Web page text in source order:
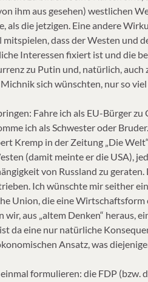
ihm aus gesehen) westlichen
als die jetzigen. Eine andere
dass der Westen und
Interessen fixiert ist und die
zu Putin und, natürlich, auch
sich wünschten, nur so
Fahre ich als EU-Bürger
ich als Schwester oder Bruder.
Kremp in der Zeitung „Die
(damit meinte er die USA),
von Russland zu geraten.
Ich wünschte mir seither
Union, die eine
wir, aus „altem Denken“ heraus,
da eine nur natürliche
Ansatz, was
formulieren: die FDP (bzw.